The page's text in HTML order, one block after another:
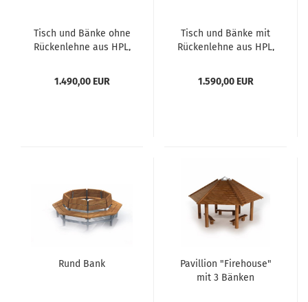
Tisch und Bänke ohne
Rückenlehne aus HPL,
1.490,00 EUR
Tisch und Bänke mit
Rückenlehne aus HPL,
1.590,00 EUR
Rund Bank
Pavillion "Firehouse"
mit 3 Bänken